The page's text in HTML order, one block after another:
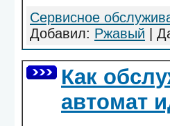
Сервисное
Добавил: Ржавый |
Как
автомат